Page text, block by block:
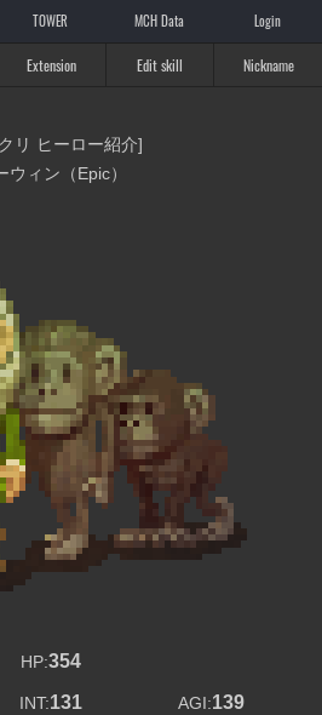
TOWER MCH Data Login
Extension Edit skill Nickname
リ ヒーロー紹介]
ウィン（Epic）
HP:354
INT:131 AGI:139